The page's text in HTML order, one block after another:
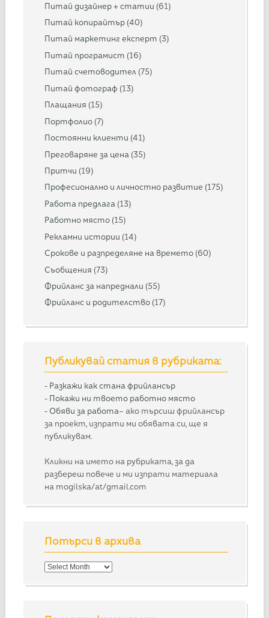
Питай дизайнер + статии (61)
Питай копирайтър (40)
Питай маркетинг експерт (3)
Питай програмист (16)
Питай счетоводител (75)
Питай фотограф (13)
Плащания (15)
Портфолио (7)
Постоянни клиенти (41)
Преговаряне за цена (35)
Притчи (19)
Професионално и личностно развитие (175)
Работа предлага (13)
Работно място (15)
Рекламни истории (14)
Срокове и разпределяне на времето (60)
Съобщения (73)
Фрийланс за напреднали (55)
Фрийланс и родителство (17)
Публикувай статия в рубриката:
- Разкажи как стана фрийлансър
- Покажи ни твоето работно място
- Обяви за работа– ако търсиш фрийлансър
за проект, изпрати ми обявата си, ще я
публикувам.
Кликни на името на рубриката, за да
разбереш повече и ми изпрати материала
на mogilska/at/gmail.com
Потърси в архива
Потърси